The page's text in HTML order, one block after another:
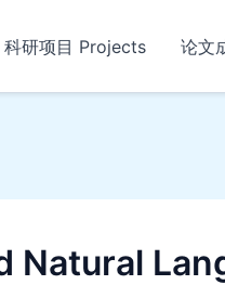
科研项目 Projects 论文
Natural